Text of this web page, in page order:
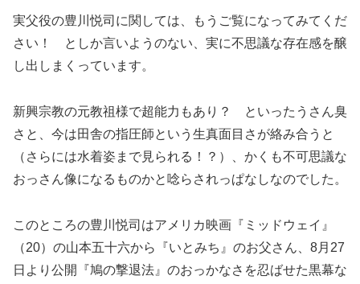
実父役の豊川悦司に関しては、もうご覧になってみてくだ
さい！ としか言いようのない、実に不思議な存在感を醸
し出しまくっています。
新興宗教の元教祖様で超能力もあり？ といったうさん臭
さと、今は田舎の指圧師という生真面目さが絡み合うと
（さらには水着姿まで見られる！？）、かくも不可思議な
おっさん像になるものかと唸らされっぱなしなのでした。
このところの豊川悦司はアメリカ映画『ミッドウェイ』
（20）の山本五十六から『いとみち』のお父さん、8月27
日より公開『鳩の撃退法』のおっかなさを忍ばせた黒幕な